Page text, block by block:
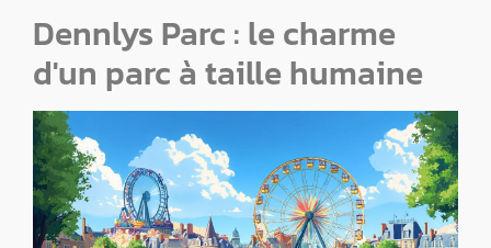
Dennlys Parc : le charme
d'un parc à taille humaine